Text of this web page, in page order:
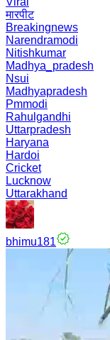
मारपीट
Breakingnews
Narendramodi
Nitishkumar
Madhya_pradesh
Nsui
Madhyapradesh
Pmmodi
Rahulgandhi
Uttarpradesh
Haryana
Hardoi
Cricket
Lucknow
Uttarakhand
bhimu181